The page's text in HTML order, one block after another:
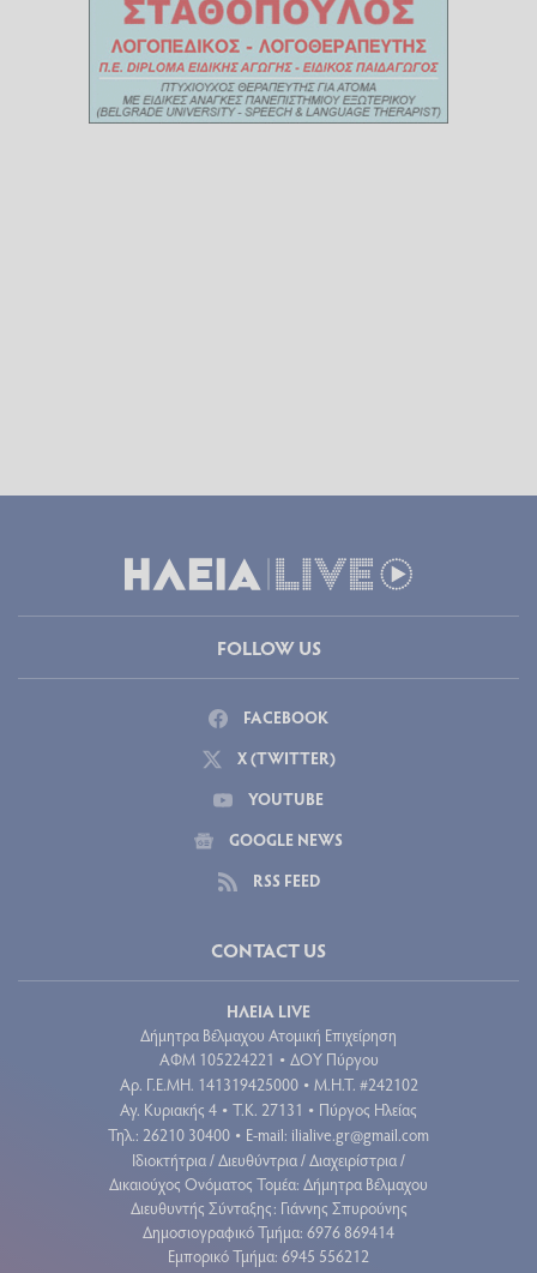
FOLLOW US
FACEBOOK
X (TWITTER)
YOUTUBE
GOOGLE NEWS
RSS FEED
CONTACT US
ΗΛΕΙΑ LIVE
Δήμητρα Βέλμαχου Ατομική Επιχείρηση
ΑΦΜ 105224221 • ΔΟΥ Πύργου
Aρ. Γ.Ε.ΜΗ. 141319425000 • Μ.Η.Τ. #242102
Αγ. Κυριακής 4 • Τ.Κ. 27131 • Πύργος Ηλείας
Τηλ.: 26210 30400 • E-mail: ilialive.gr@gmail.com
Ιδιοκτήτρια / Διευθύντρια / Διαχειρίστρια /
Δικαιούχος Ονόματος Τομέα: Δήμητρα Βέλμαχου
Διευθυντής Σύνταξης: Γιάννης Σπυρούνης
Δημοσιογραφικό Τμήμα: 6976 869414
Εμπορικό Τμήμα: 6945 556212